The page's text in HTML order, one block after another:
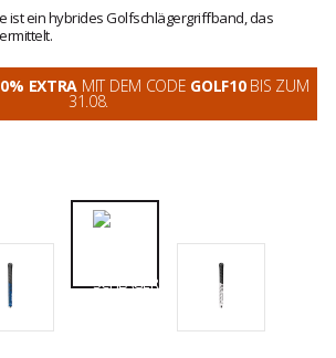
ist ein hybrides Golfschlägergriffband, das
EXTRA MIT DEM CODE GOLF10BIS ZUM
31.08.